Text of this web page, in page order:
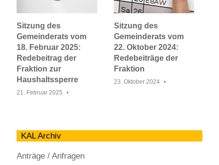
Sitzung des
Gemeinderats vom
18. Februar 2025:
Redebeitrag der
Fraktion zur
Haushaltssperre
21. Februar 2025
Sitzung des
Gemeinderats vom
22. Oktober 2024:
Redebeiträge der
Fraktion
23. Oktober 2024
KAL Archiv
Anträge / Anfragen